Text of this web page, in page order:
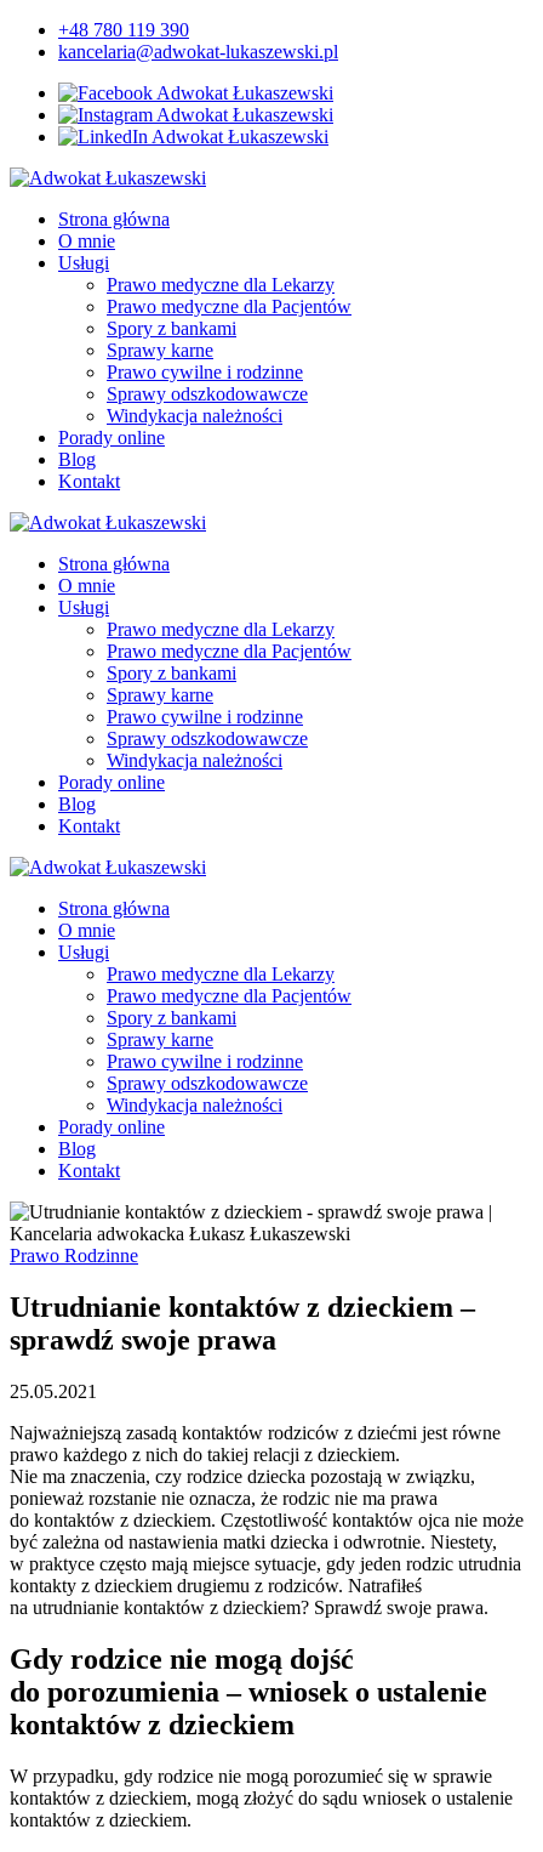
+48 780 119 390
kancelaria@adwokat-lukaszewski.pl
Strona główna
O mnie
Usługi
Prawo medyczne dla Lekarzy
Prawo medyczne dla Pacjentów
Spory z bankami
Sprawy karne
Prawo cywilne i rodzinne
Sprawy odszkodowawcze
Windykacja należności
Porady online
Blog
Kontakt
Strona główna
O mnie
Usługi
Prawo medyczne dla Lekarzy
Prawo medyczne dla Pacjentów
Spory z bankami
Sprawy karne
Prawo cywilne i rodzinne
Sprawy odszkodowawcze
Windykacja należności
Porady online
Blog
Kontakt
Strona główna
O mnie
Usługi
Prawo medyczne dla Lekarzy
Prawo medyczne dla Pacjentów
Spory z bankami
Sprawy karne
Prawo cywilne i rodzinne
Sprawy odszkodowawcze
Windykacja należności
Porady online
Blog
Kontakt
Prawo Rodzinne
Utrudnianie kontaktów z dzieckiem –
sprawdź swoje prawa
25.05.2021
Najważniejszą zasadą kontaktów rodziców z dziećmi jest równe
prawo każdego z nich do takiej relacji z dzieckiem.
Nie ma znaczenia, czy rodzice dziecka pozostają w związku,
ponieważ rozstanie nie oznacza, że rodzic nie ma prawa
do kontaktów z dzieckiem. Częstotliwość kontaktów ojca nie może
być zależna od nastawienia matki dziecka i odwrotnie. Niestety,
w praktyce często mają miejsce sytuacje, gdy jeden rodzic utrudnia
kontakty z dzieckiem drugiemu z rodziców. Natrafiłeś
na utrudnianie kontaktów z dzieckiem? Sprawdź swoje prawa.
Gdy rodzice nie mogą dojść
do porozumienia – wniosek o ustalenie
kontaktów z dzieckiem
W przypadku, gdy rodzice nie mogą porozumieć się w sprawie
kontaktów z dzieckiem, mogą złożyć do sądu wniosek o ustalenie
kontaktów z dzieckiem.